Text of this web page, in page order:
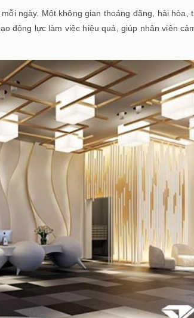
ngày. Một không gian thoáng đãng, hài hòa,
động lực làm việc hiệu quả, giúp nhân viên